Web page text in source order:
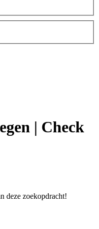
| Check
deze zoekopdracht!